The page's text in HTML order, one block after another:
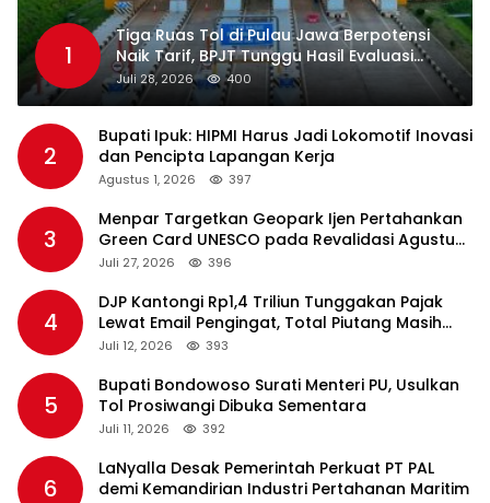
1
Tiga Ruas Tol di Pulau Jawa Berpotensi
Naik Tarif, BPJT Tunggu Hasil Evaluasi
Standar Pelayanan
Juli 28, 2026 400
2
Bupati Ipuk: HIPMI Harus Jadi Lokomotif Inovasi
dan Pencipta Lapangan Kerja
Agustus 1, 2026 397
3
Menpar Targetkan Geopark Ijen Pertahankan
Green Card UNESCO pada Revalidasi Agustus
2026
Juli 27, 2026 396
4
DJP Kantongi Rp1,4 Triliun Tunggakan Pajak
Lewat Email Pengingat, Total Piutang Masih
Rp36 Triliun
Juli 12, 2026 393
5
Bupati Bondowoso Surati Menteri PU, Usulkan
Tol Prosiwangi Dibuka Sementara
Juli 11, 2026 392
6
LaNyalla Desak Pemerintah Perkuat PT PAL
demi Kemandirian Industri Pertahanan Maritim